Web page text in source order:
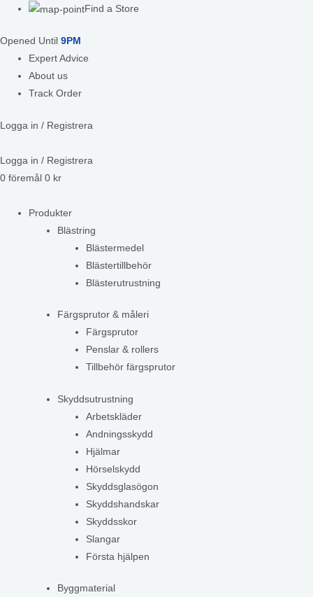
Find a Store
Opened Until 9PM
Expert Advice
About us
Track Order
Logga in / Registrera
Logga in / Registrera
0 föremål 0 kr
Produkter
Blästring
Blästermedel
Blästertillbehör
Blästerutrustning
Färgsprutor & måleri
Färgsprutor
Penslar & rollers
Tillbehör färgsprutor
Skyddsutrustning
Arbetskläder
Andningsskydd
Hjälmar
Hörselskydd
Skyddsglasögon
Skyddshandskar
Skyddsskor
Slangar
Första hjälpen
Byggmaterial